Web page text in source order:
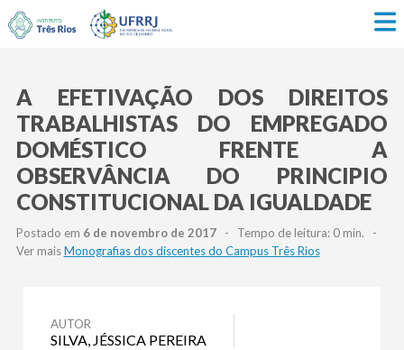
A EFETIVAÇÃO DOS DIREITOS
TRABALHISTAS DO EMPREGADO
DOMÉSTICO FRENTE A
OBSERVÂNCIA DO PRINCIPIO
CONSTITUCIONAL DA IGUALDADE
Postado em 6 de novembro de 2017- Tempo de leitura: 0 min. -
Ver maisMonografias dos discentes do Campus Três Rios
AUTOR
SILVA, JÉSSICA PEREIRA